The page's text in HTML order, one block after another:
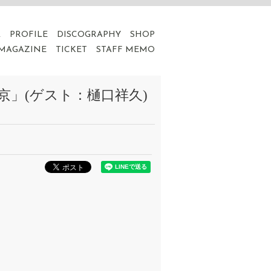
PROFILE DISCOGRAPHY
SHOP
TICKET STAFF MEMO
」(ゲスト：樋口祥久)